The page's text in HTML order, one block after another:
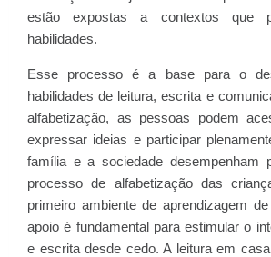
estão expostas a contextos que
habilidades.
Esse processo é a base para o
habilidades de leitura, escrita e
alfabetização, as pessoas podem
expressar ideias e participar
família e a sociedade desempenham
processo de alfabetização das
primeiro ambiente de aprendizagem
apoio é fundamental para estimular o
e escrita desde cedo. A leitura em